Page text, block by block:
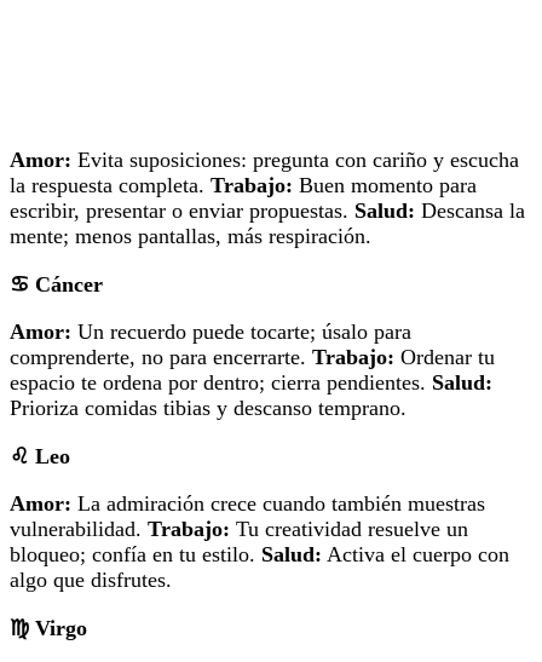
Amor: Evita suposiciones: pregunta con cariño y escucha
la respuesta completa. Trabajo: Buen momento para
escribir, presentar o enviar propuestas. Salud: Descansa la
mente; menos pantallas, más respiración.
♋ Cáncer
Amor: Un recuerdo puede tocarte; úsalo para
comprenderte, no para encerrarte. Trabajo: Ordenar tu
espacio te ordena por dentro; cierra pendientes. Salud:
Prioriza comidas tibias y descanso temprano.
♌ Leo
Amor: La admiración crece cuando también muestras
vulnerabilidad. Trabajo: Tu creatividad resuelve un
bloqueo; confía en tu estilo. Salud: Activa el cuerpo con
algo que disfrutes.
♍ Virgo